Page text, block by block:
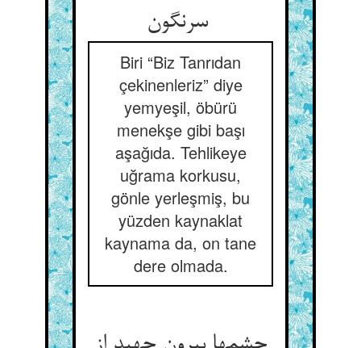
سرنگون
Biri “Biz Tanrıdan
çekinenleriz” diye
yemyeşil, öbürü
menekşe gibi başı
aşağıda. Tehlikeye
uğrama korkusu,
gönle yerleşmiş, bu
yüzden kaynaklat
kaynama da, on tane
dere olmada.